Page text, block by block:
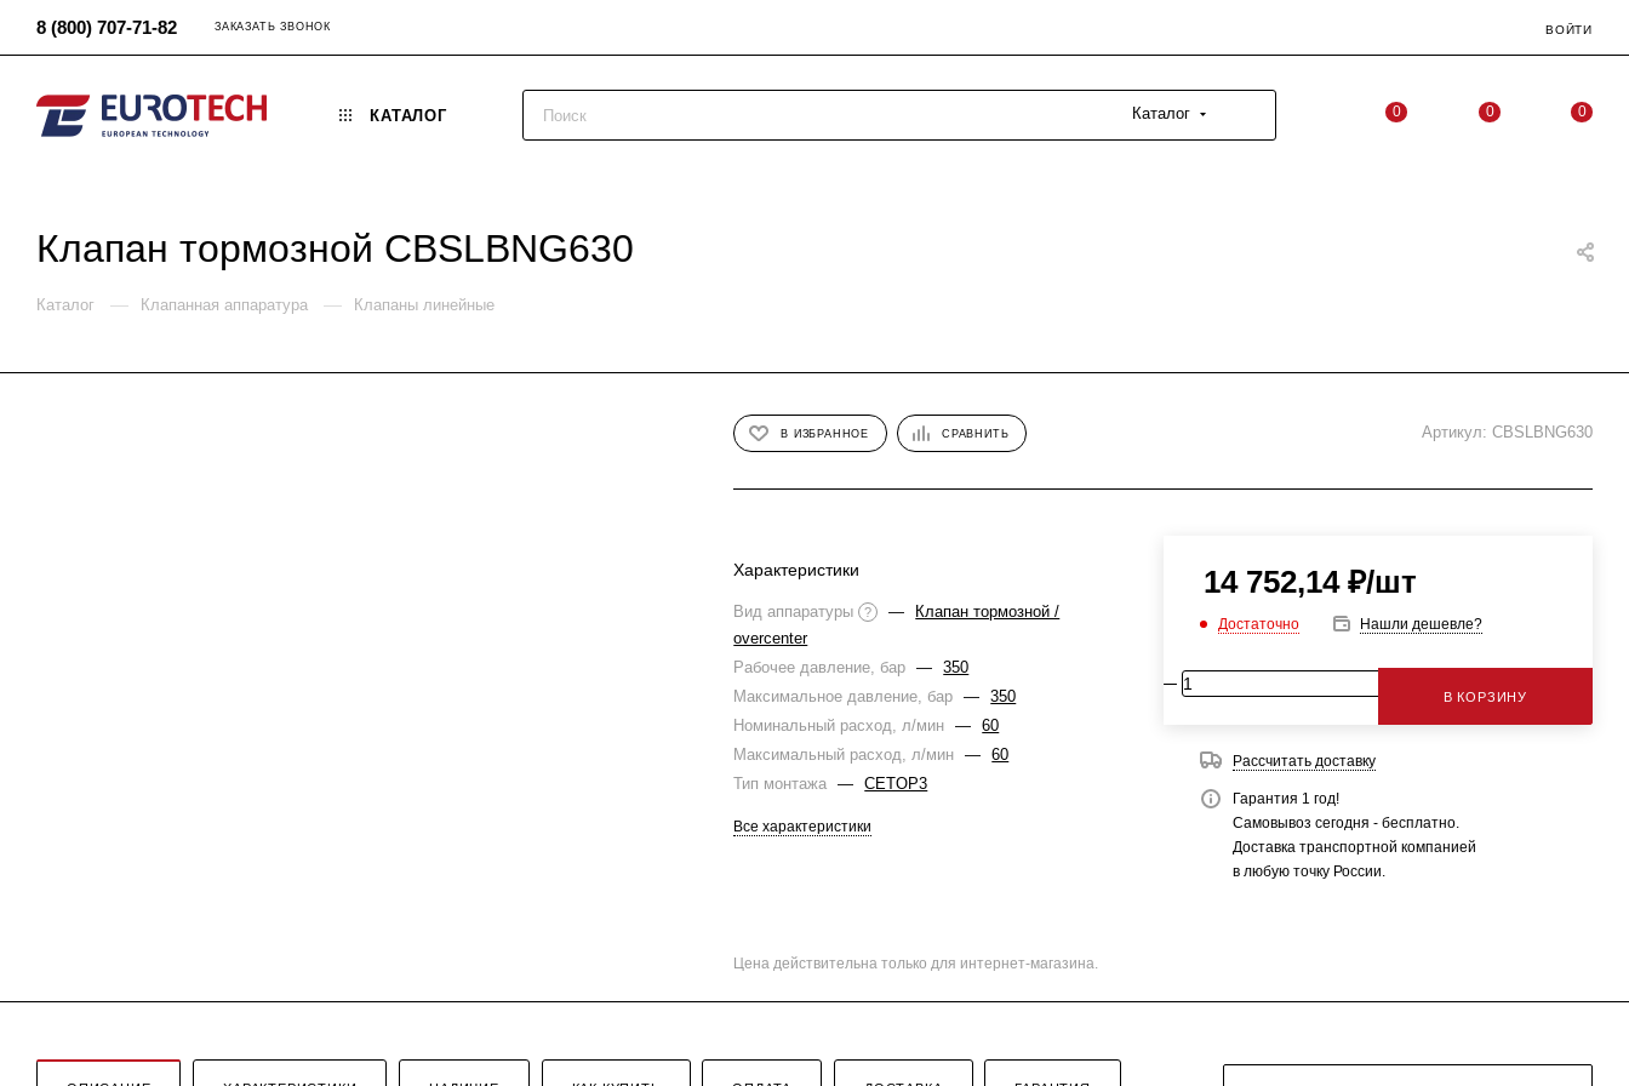
8 (800) 707-71-82 ЗАКАЗАТЬ ЗВОНОК ВОЙТИ
КАТАЛОГ Каталог 0 0 0
Клапан тормозной CBSLBNG630
Каталог — Клапанная аппаратура — Клапаны линейные
В ИЗБРАННОЕ СРАВНИТЬ Артикул: CBSLBNG630
Характеристики
Вид аппаратуры ? —
Клапан тормозной /
overcenter
Рабочее давление, бар
—
350
Максимальное давление, бар
—
350
Номинальный расход, л/мин
—
60
Максимальный расход, л/мин
—
60
Тип монтажа
— CETOP3
Все характеристики
14 752,14₽/шт
Достаточно Нашли дешевле?
В КОРЗИНУ
Рассчитать доставку
Гарантия 1 год!
Самовывоз сегодня - бесплатно.
Доставка транспортной компанией
в любую точку России.
Цена действительна только для интернет-магазина.